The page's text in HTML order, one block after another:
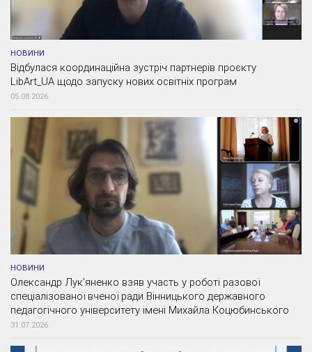
НОВИНИ
Відбулася координаційна зустріч партнерів проєкту
LibArt_UA щодо запуску нових освітніх програм
05.08.2026
НОВИНИ
Олександр Лук’яненко взяв участь у роботі разової
спеціалізованої вченої ради Вінницького державного
педагогічного університету імені Михайла Коцюбинського
31.07.2026